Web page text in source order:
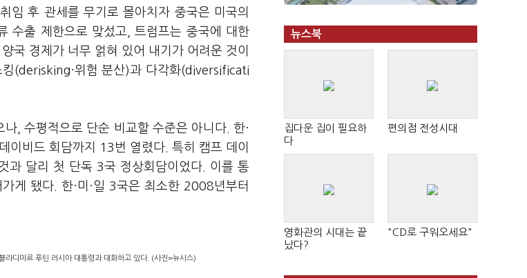
임 후 관세를 무기로 몰아치자 중국은 미국의
수출 제한으로 맞섰고, 트럼프는 중국에 대한
국 경제가 너무 얽혀 있어 내기가 어려운 것이
(derisking·위험 분산)과 다각화(diversificati
, 수평적으로 단순 비교할 수준은 아니다. 한·
비드 회담까지 13번 열렸다. 특히 캠프 데이
과 달리 첫 단독 3국 정상회담이었다. 이를 통
게 됐다. 한·미·일 3국은 최소한 2008년부터
디미르 푸틴 러시아 대통령과 대화하고 있다. (사진=뉴시스)
뉴스북
집다운 집이 필요하
다
편의점 전성시대
영화관의 시대는 끝
났다?
"CD로 구워오세요"